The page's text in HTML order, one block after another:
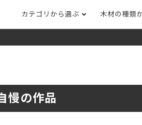
カテゴリから選ぶ
床材
木材の種類
桜・バーチ
慢の作品